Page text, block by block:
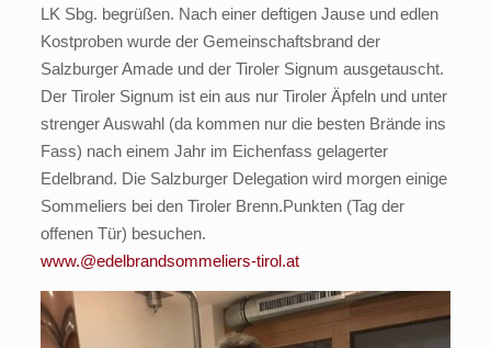
LK Sbg. begrüßen. Nach einer deftigen Jause und edlen
Kostproben wurde der Gemeinschaftsbrand der
Salzburger Amade und der Tiroler Signum ausgetauscht.
Der Tiroler Signum ist ein aus nur Tiroler Äpfeln und unter
strenger Auswahl (da kommen nur die besten Brände ins
Fass) nach einem Jahr im Eichenfass gelagerter
Edelbrand. Die Salzburger Delegation wird morgen einige
Sommeliers bei den Tiroler Brenn.Punkten (Tag der
offenen Tür) besuchen.
www.@edelbrandsommeliers-tirol.at